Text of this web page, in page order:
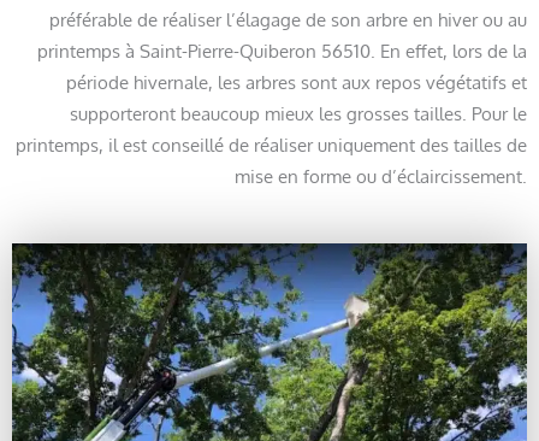
préférable de réaliser l’élagage de son arbre en hiver ou au
printemps à Saint-Pierre-Quiberon 56510. En effet, lors de la
période hivernale, les arbres sont aux repos végétatifs et
supporteront beaucoup mieux les grosses tailles. Pour le
printemps, il est conseillé de réaliser uniquement des tailles de
mise en forme ou d’éclaircissement.